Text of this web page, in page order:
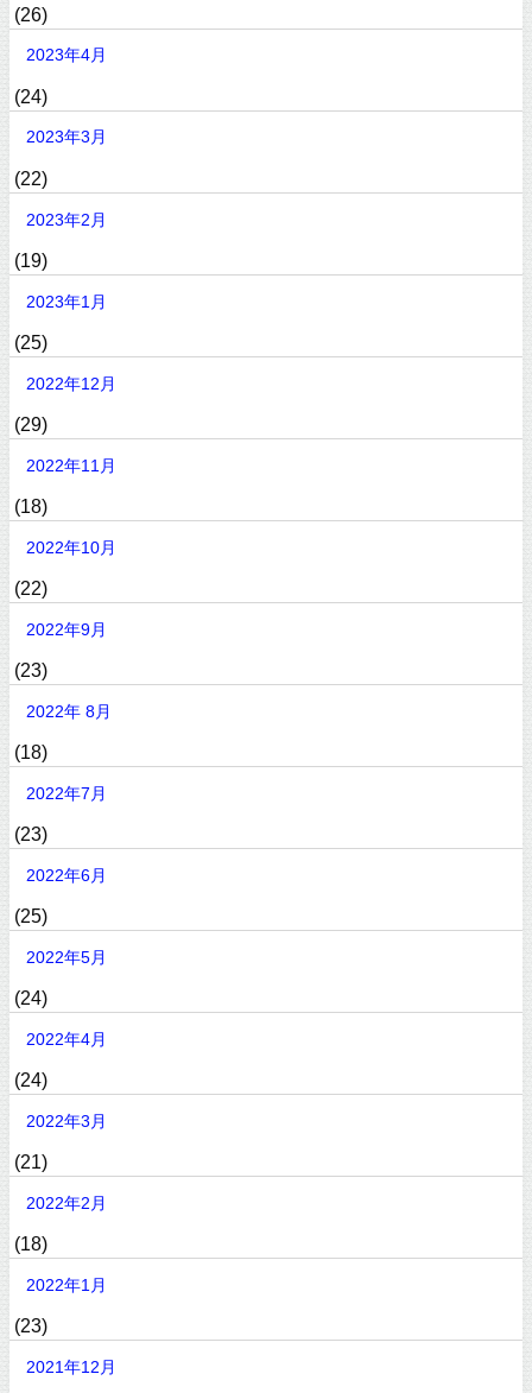
(26)
2023年4月
(24)
2023年3月
(22)
2023年2月
(19)
2023年1月
(25)
2022年12月
(29)
2022年11月
(18)
2022年10月
(22)
2022年9月
(23)
2022年 8月
(18)
2022年7月
(23)
2022年6月
(25)
2022年5月
(24)
2022年4月
(24)
2022年3月
(21)
2022年2月
(18)
2022年1月
(23)
2021年12月